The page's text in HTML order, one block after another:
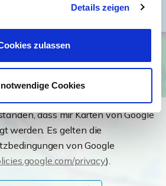
Details zeigen
zulassen
Cookies
dass mir Karten von Google
werden. Es gelten die
von Google
privacy).